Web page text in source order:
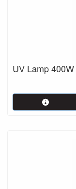
UV Lamp 400W